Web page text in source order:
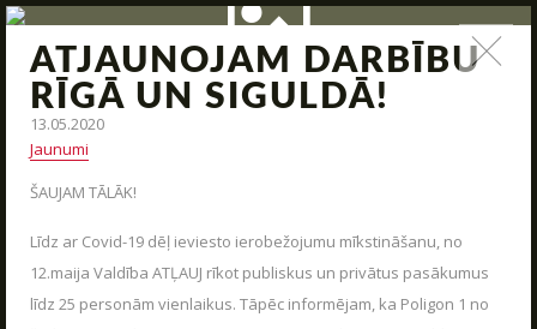
ATJAUNOJAM DARBĪBU
RĪGĀ UN SIGULDĀ!
13.05.2020
Jaunumi
ŠAUJAM TĀLĀK!
Līdz ar Covid-19 dēļ ieviesto ierobežojumu mīkstināšanu, no
12.maija Valdība ATĻAUJ rīkot publiskus un privātus pasākumus
līdz 25 personām vienlaikus. Tāpēc informējam, ka Poligon 1 no
STARTS
PAR MUMS
ZIŅAS
Jauna arsenāla ienākšana, poligona modernizācija,
interesantas kaujas un jauni piedāvājumi – tas viss un vēl
daudz kas cits mūsu ziņas.